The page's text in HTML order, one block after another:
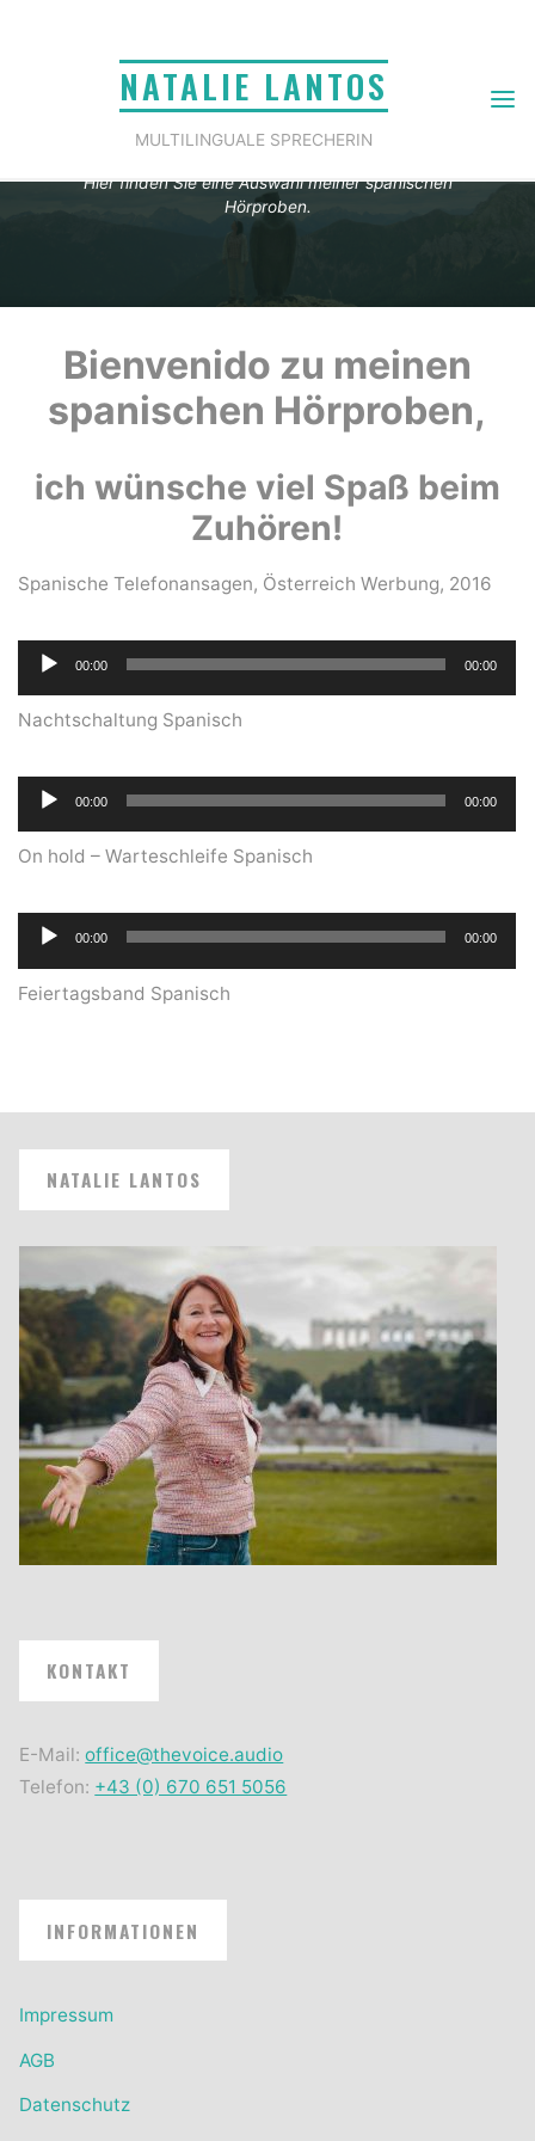
NATALIE LANTOS
MULTILINGUALE SPRECHERIN
Hörproben
Hier finden Sie eine Auswahl meiner spanischen
Hörproben.
Bienvenido zu meinen
spanischen Hörproben,
ich wünsche viel Spaß beim
Zuhören!
Spanische Telefonansagen, Österreich Werbung, 2016
Audio-
Player
00:00 00:00
Nachtschaltung Spanisch
Audio-
Player
00:00 00:00
On hold – Warteschleife Spanisch
Audio-
Player
00:00 00:00
Feiertagsband Spanisch
NATALIE LANTOS
KONTAKT
E-Mail:office@thevoice.audio
Telefon: +43 (0) 670 651 5056
INFORMATIONEN
Impressum
AGB
Datenschutz